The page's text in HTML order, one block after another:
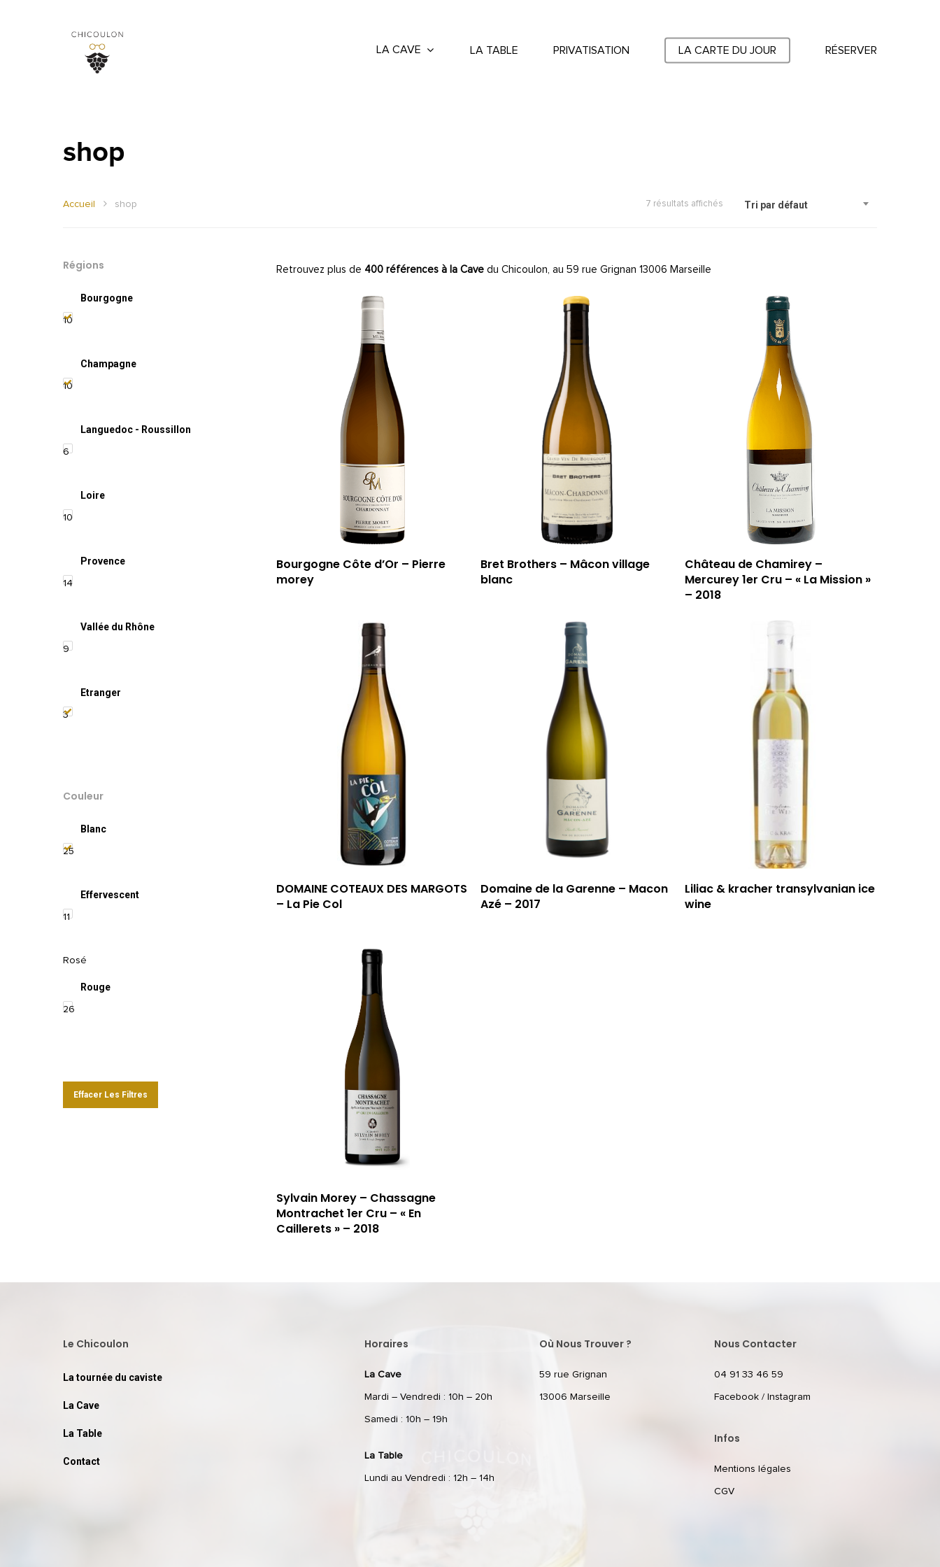
LA CAVE LA TABLE PRIVATISATION LA CARTE DU JOUR RÉSERVER
shop
Tri par défaut
7 résultats affichés
Accueil shop
Régions
Bourgogne
10
Champagne
10
Languedoc - Roussillon
6
Loire
10
Provence
14
Vallée du Rhône
9
Etranger
3
Couleur
Blanc
25
Effervescent
11
Rosé
Rouge
26
Effacer Les Filtres
Retrouvez plus de 400 références à la Cave du Chicoulon, au 59 rue Grignan 13006 Marseille
Bourgogne Côte d’Or – Pierre
morey
Bret Brothers – Mâcon village
blanc
Château de Chamirey –
Mercurey 1er Cru – « La Mission »
– 2018
DOMAINE COTEAUX DES MARGOTS
– La Pie Col
Domaine de la Garenne – Macon
Azé – 2017
Liliac & kracher transylvanian ice
wine
Sylvain Morey – Chassagne
Montrachet 1er Cru – « En
Caillerets » – 2018
Le Chicoulon
La tournée du caviste
La Cave
La Table
Contact
Horaires
La Cave
Mardi – Vendredi : 10h – 20h
Samedi : 10h – 19h
La Table
Lundi au Vendredi : 12h – 14h
Où Nous Trouver ?
59 rue Grignan
13006 Marseille
Nous Contacter
04 91 33 46 59
Facebook / Instagram
Infos
Mentions légales
CGV
59 rue Grignan
T: 04 91 33 46 59